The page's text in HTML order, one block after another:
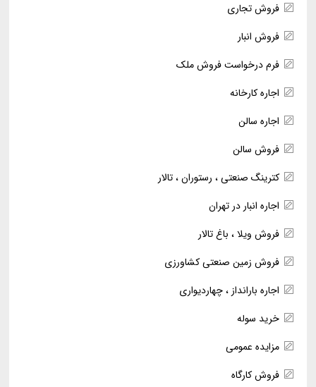
فروش تجاری
فروش انبار
فرم درخواست فروش ملک
اجاره کارخانه
اجاره سالن
فروش سالن
کترینگ صنعتی ، رستوران ، تالار
اجاره انبار در تهران
فروش ویلا ، باغ تالار
فروش زمین صنعتی کشاورزی
اجاره بارانداز ، چهاردیواری
خرید سوله
مزایده عمومی
فروش کارگاه